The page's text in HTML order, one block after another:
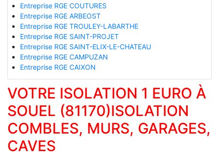
Entreprise RGE COUTURES
Entreprise RGE ARBEOST
Entreprise RGE TROULEY-LABARTHE
Entreprise RGE SAINT-PROJET
Entreprise RGE SAINT-ELIX-LE-CHATEAU
Entreprise RGE CAMPUZAN
Entreprise RGE CAIXON
VOTRE ISOLATION 1 EURO À
SOUEL (81170)ISOLATION
COMBLES, MURS, GARAGES,
CAVES